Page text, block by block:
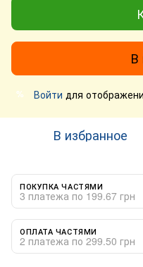
В
% Войти для
В избранное
ПОКУПКА ЧАСТЯМИ
3 платежа по 199.67 грн
ОПЛАТА ЧАСТЯМИ
2 платежа по 299.50 грн